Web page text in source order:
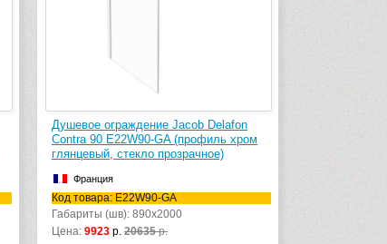
Душевое ограждение Jacob Delafon
Contra 90 E22W90-GA (профиль хром
глянцевый, стекло прозрачное)
Франция
Код товара: E22W90-GA
Габариты (шв): 890x2000
Цена: 9923 р. 20635р.